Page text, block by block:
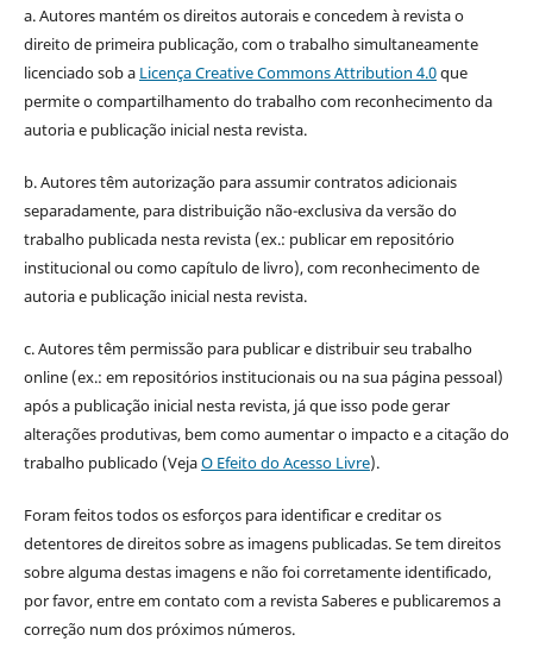
a. Autores mantém os direitos autorais e concedem à revista o
direito de primeira publicação, com o trabalho simultaneamente
licenciado sob a Licença Creative Commons Attribution 4.0que
permite o compartilhamento do trabalho com reconhecimento da
autoria e publicação inicial nesta revista.
b. Autores têm autorização para assumir contratos adicionais
separadamente, para distribuição não-exclusiva da versão do
trabalho publicada nesta revista (ex.: publicar em repositório
institucional ou como capítulo de livro), com reconhecimento de
autoria e publicação inicial nesta revista.
c. Autores têm permissão para publicar e distribuir seu trabalho
online (ex.: em repositórios institucionais ou na sua página pessoal)
após a publicação inicial nesta revista, já que isso pode gerar
alterações produtivas, bem como aumentar o impacto e a citação do
trabalho publicado (VejaO Efeito do Acesso Livre).
Foram feitos todos os esforços para identificar e creditar os
detentores de direitos sobre as imagens publicadas. Se tem direitos
sobre alguma destas imagens e não foi corretamente identificado,
por favor, entre em contato com a revista Saberes e publicaremos a
correção num dos próximos números.